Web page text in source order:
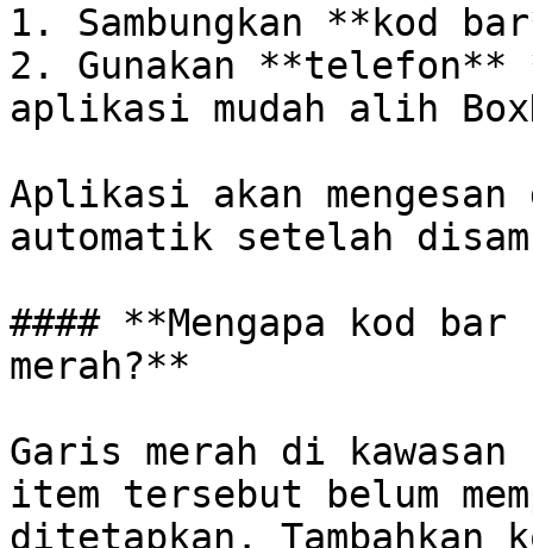
1. Sambungkan **kod
2. Gunakan **telefon**
aplikasi mudah alih
Aplikasi akan mengesan
automatik setelah
#### **Mengapa kod
merah?**
Garis merah di kawasan
item tersebut belum
ditetapkan. Tambahkan